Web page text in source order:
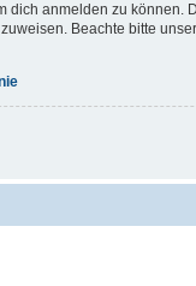
dich anmelden zu
Beachte bitte